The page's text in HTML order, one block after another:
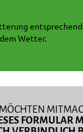
Wetter.
FORMULAR